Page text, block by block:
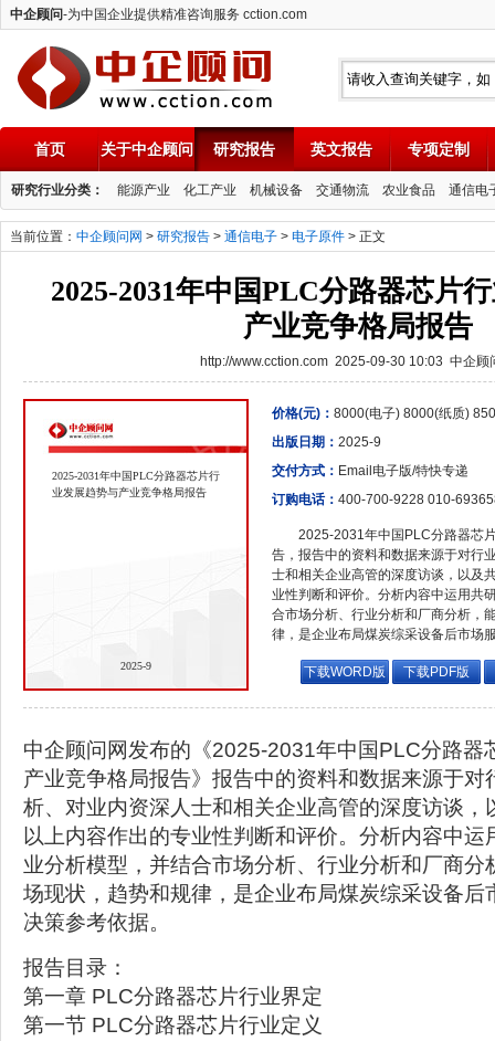
中企顾问-为中国企业提供精准咨询服务 cction.com
中企顾问
首页 关于中企顾问 研究报告 英文报告 专项定制
研究行业分类： 能源产业 化工产业 机械设备 交通物流 农业食品 通信电
当前位置： 中企顾问网 > 研究报告 > 通信电子 > 电子原件 > 正文
2025-2031年中国PLC分路器芯片
产业竞争格局报告
http://www.cction.com 2025-09-30 10:03 中企顾
2025-2031年中国PLC分路器芯片行
业发展趋势与产业竞争格局报告
2025-9
价格(元)： 8000(电子) 8000(纸质)
出版日期： 2025-9
交付方式： Email电子版/特快专递
订购电话： 400-700-9228 010-
2025-2031年中国PLC分路器芯
告，报告中的资料和数据来源于对行
士和相关企业高管的深度访谈，以及
业性判断和评价。分析内容中运用共
合市场分析、行业分析和厂商分析，
律，是企业布局煤炭综采设备后市场
下载WORD版 下载PDF版
中企顾问网发布的《2025-2031年中国PLC分路器
产业竞争格局报告》报告中的资料和数据来源于对
析、对业内资深人士和相关企业高管的深度访谈，
以上内容作出的专业性判断和评价。分析内容中运
业分析模型，并结合市场分析、行业分析和厂商分
场现状，趋势和规律，是企业布局煤炭综采设备后
决策参考依据。
报告目录：
第一章 PLC分路器芯片行业界定
第一节 PLC分路器芯片行业定义